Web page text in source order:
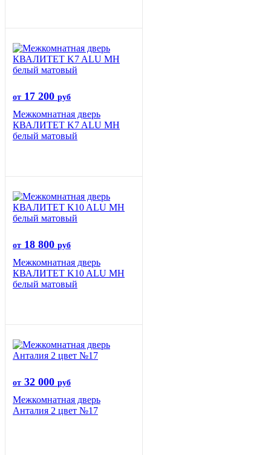
от 17 200 руб
Межкомнатная дверь
КВАЛИТЕТ K7 ALU MH
белый матовый
от 18 800 руб
Межкомнатная дверь
КВАЛИТЕТ K10 ALU MH
белый матовый
от 32 000 руб
Межкомнатная дверь
Анталия 2 цвет №17